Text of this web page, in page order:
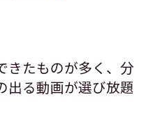
きたものが多く、分
出る動画が選び放題